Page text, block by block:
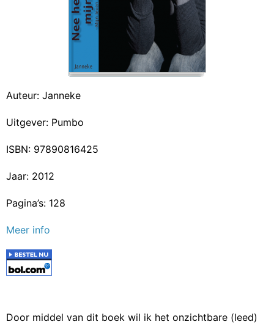
Auteur: Janneke
Uitgever: Pumbo
ISBN: 97890816425
Jaar: 2012
Pagina’s: 128
Meer info
Door middel van dit boek wil ik het onzichtbare (leed)